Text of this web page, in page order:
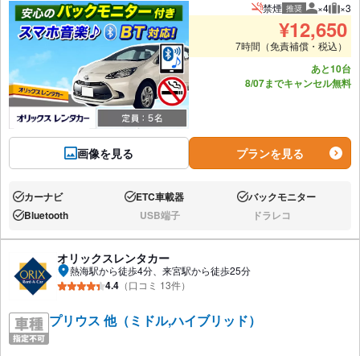
画像を見る
禁煙 推奨 推奨人数
×4 推
×3
¥12,650
7時間（免責補償・税込）
あと10台
8/07までキャンセル無料
プランを見る
あり:カーナビ あり:ETC車載器 あり:バックモニター
あり:Bluetooth なし:USB端子 なし:ドラレコ
オリックスレンタカー
熱海駅から徒歩4分、来宮駅から徒歩25分
4.4 （口コミ 13件）
プリウス 他（ミドル,ハイブリッド）